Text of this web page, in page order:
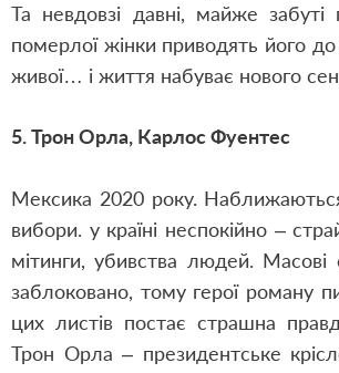
Та невдовзі давні, майже забуті
померлої жінки приводять його до
живої… і життя набуває нового
5. Трон Орла, Карлос Фуентес
Мексика 2020 року.
вибори. у країні неспокійно –
мітинги, убивства людей. Масові
заблоковано, тому герої роману
цих листів постає страшна
Трон Орла – президентське